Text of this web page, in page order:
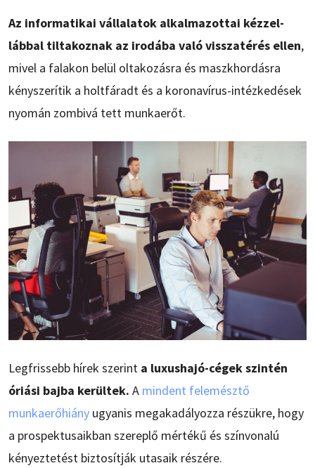
Az informatikai vállalatok alkalmazottai kézzel-
lábbal tiltakoznak az irodába való visszatérés ellen,
mivel a falakon belül oltakozásra és maszkhordásra
kényszerítik a holtfáradt és a koronavírus-intézkedések
nyomán zombivá tett munkaerőt.
Legfrissebb hírek szerint a luxushajó-cégek szintén
óriási bajba kerültek. A mindent felemésztő
munkaerőhiány ugyanis megakadályozza részükre, hogy
a prospektusaikban szereplő mértékű és színvonalú
kényeztetést biztosítják utasaik részére.